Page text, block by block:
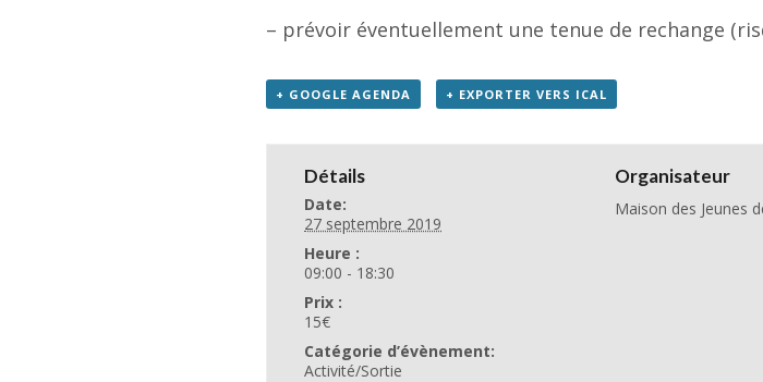
– prévoir éventuellement une tenue de rechange
+ GOOGLE AGENDA + EXPORTER VERS ICAL
Détails
Date:
27 septembre 2019
Heure :
09:00 - 18:30
Prix :
15€
Catégorie d’évènement:
Activité/Sortie
Organisateur
Maison des Jeunes